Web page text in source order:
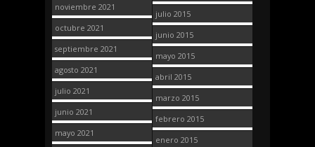
noviembre 2021
octubre 2021
septiembre 2021
agosto 2021
julio 2021
junio 2021
mayo 2021
julio 2015
junio 2015
mayo 2015
abril 2015
marzo 2015
febrero 2015
enero 2015